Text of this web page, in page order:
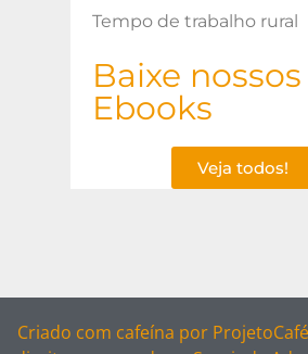
Tempo de trabalho rural
Baixe nossos
Ebooks
Veja todos!
Criado com cafeína por